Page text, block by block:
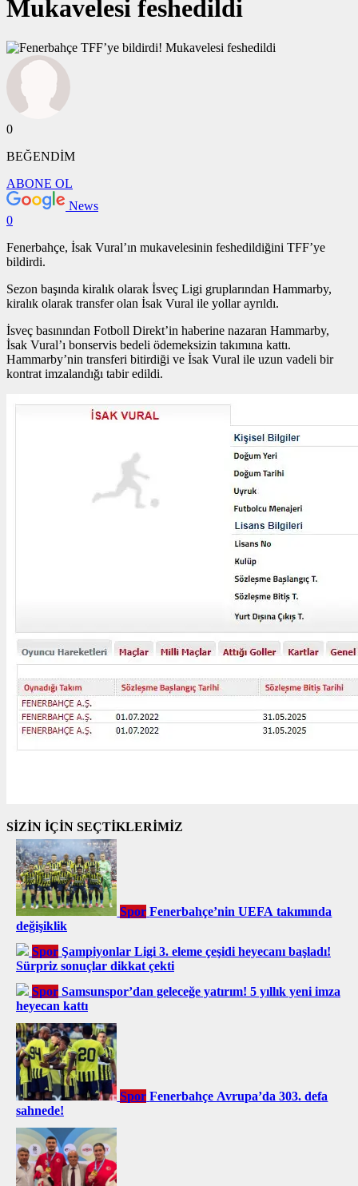
Mukavelesi feshedildi
0
BEĞENDİM
ABONE OL
News
0
Fenerbahçe, İsak Vural’ın mukavelesinin feshedildiğini TFF’ye
bildirdi.
Sezon başında kiralık olarak İsveç Ligi gruplarından Hammarby,
kiralık olarak transfer olan İsak Vural ile yollar ayrıldı.
İsveç basınından Fotboll Direkt’in haberine nazaran Hammarby,
İsak Vural’ı bonservis bedeli ödemeksizin takımına kattı.
Hammarby’nin transferi bitirdiği ve İsak Vural ile uzun vadeli bir
kontrat imzalandığı tabir edildi.
SİZİN İÇİN SEÇTİKLERİMİZ
Spor Fenerbahçe’nin UEFA takımında
değişiklik
Spor Şampiyonlar Ligi 3. eleme çeşidi heyecanı başladı!
Sürpriz sonuçlar dikkat çekti
Spor Samsunspor’dan geleceğe yatırım! 5 yıllık yeni imza
heyecan kattı
Spor Fenerbahçe Avrupa’da 303. defa
sahnede!